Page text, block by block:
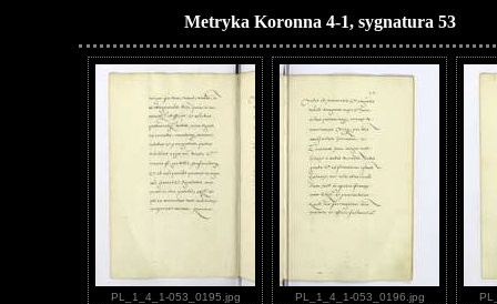
Metryka Koronna 4-1, sygnatura 53
PL_1_4_1-053_0195.jpg PL_1_4_1-053_0196.jpg